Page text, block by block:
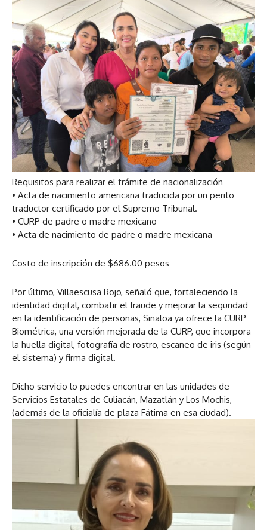
Requisitos para realizar el trámite de nacionalización
• Acta de nacimiento americana traducida por un perito
traductor certificado por el Supremo Tribunal.
• CURP de padre o madre mexicano
• Acta de nacimiento de padre o madre mexicana
Costo de inscripción de $686.00 pesos
Por último, Villaescusa Rojo, señaló que, fortaleciendo la
identidad digital, combatir el fraude y mejorar la seguridad
en la identificación de personas, Sinaloa ya ofrece la CURP
Biométrica, una versión mejorada de la CURP, que incorpora
la huella digital, fotografía de rostro, escaneo de iris (según
el sistema) y firma digital.
Dicho servicio lo puedes encontrar en las unidades de
Servicios Estatales de Culiacán, Mazatlán y Los Mochis,
(además de la oficialía de plaza Fátima en esa ciudad).